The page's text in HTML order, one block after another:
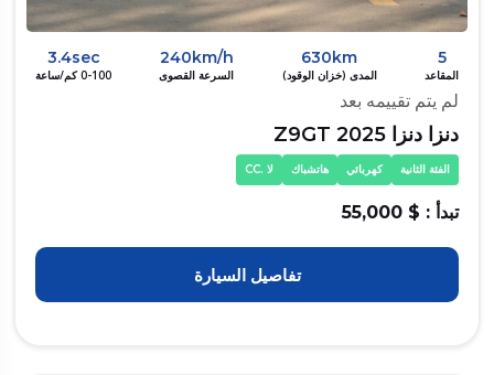
5
المقاعد
630km
المدى (خزان الوقود)
240km/h
السرعة القصوى
3.4sec
0-100 كم/ساعة
لم يتم تقييمه بعد
دنزا دنزا Z9GT 2025
الفئة الثانية كهربائي هاتشباك لا .CC
تبدأ : $ 55,000
تفاصيل السيارة